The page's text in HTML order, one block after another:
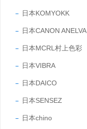
日本KOMYOKK
日本CANON ANELVA
日本MCRL村上色彩
日本VIBRA
日本DAICO
日本SENSEZ
日本chino